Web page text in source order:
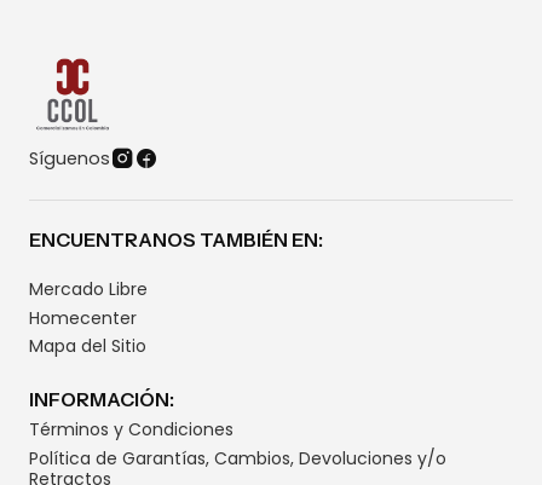
Síguenos
ENCUENTRANOS TAMBIÉN EN:
Mercado Libre
Homecenter
Mapa del Sitio
INFORMACIÓN:
Términos y Condiciones
Política de Garantías, Cambios, Devoluciones y/o
Retractos